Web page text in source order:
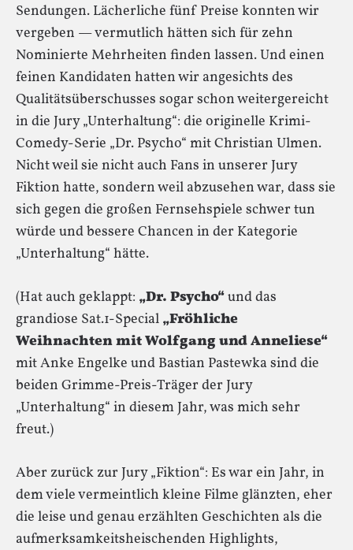
Sendungen. Lächerliche fünf Preise konnten wir
vergeben — vermutlich hätten sich für zehn
Nominierte Mehrheiten finden lassen. Und einen
feinen Kandidaten hatten wir angesichts des
Qualitätsüberschusses sogar schon weitergereicht
in die Jury „Unterhaltung“: die originelle Krimi-
Comedy-Serie „Dr. Psycho“ mit Christian Ulmen.
Nicht weil sie nicht auch Fans in unserer Jury
Fiktion hatte, sondern weil abzusehen war, dass sie
sich gegen die großen Fernsehspiele schwer tun
würde und bessere Chancen in der Kategorie
„Unterhaltung“ hätte.
(Hat auch geklappt: „Dr. Psycho“und das
grandiose Sat.1-Special „Fröhliche
Weihnachten mit Wolfgang und Anneliese“
mit Anke Engelke und Bastian Pastewka sind die
beiden Grimme-Preis-Träger der Jury
„Unterhaltung“ in diesem Jahr, was mich sehr
freut.)
Aber zurück zur Jury „Fiktion“: Es war ein Jahr, in
dem viele vermeintlich kleine Filme glänzten, eher
die leise und genau erzählten Geschichten als die
aufmerksamkeitsheischenden Highlights,